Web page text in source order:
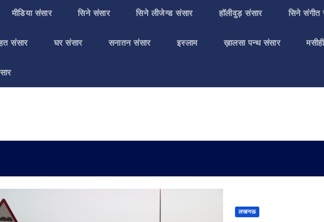
मीडिया संसार सिने संसार सिने लीजेन्ड संसार हॉलीवुड़ संसार सिने संगीत
संसार घर संसार सनातन संसार इस्लाम ख़ालसा पन्थ संसार
लखनऊ